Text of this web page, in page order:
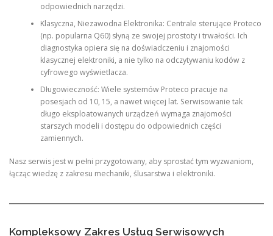
odpowiednich narzędzi.
Klasyczna, Niezawodna Elektronika: Centrale sterujące Proteco
(np. popularna Q60) słyną ze swojej prostoty i trwałości. Ich
diagnostyka opiera się na doświadczeniu i znajomości
klasycznej elektroniki, a nie tylko na odczytywaniu kodów z
cyfrowego wyświetlacza.
Długowieczność: Wiele systemów Proteco pracuje na
posesjach od 10, 15, a nawet więcej lat. Serwisowanie tak
długo eksploatowanych urządzeń wymaga znajomości
starszych modeli i dostępu do odpowiednich części
zamiennych.
Nasz serwis jest w pełni przygotowany, aby sprostać tym wyzwaniom,
łącząc wiedzę z zakresu mechaniki, ślusarstwa i elektroniki.
Kompleksowy Zakres Usług Serwisowych